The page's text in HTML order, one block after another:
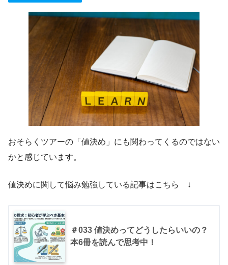
おそらくツアーの「値決め」にも関わってくるのではない
かと感じています。
値決めに関して悩み勉強している記事はこちら ↓
＃033 値決めってどうしたらいいの？
本6冊を読んで思考中！